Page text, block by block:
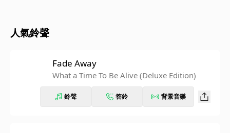
人氣鈴聲
Fade Away
What a Time To Be Alive (Deluxe Edition)
鈴聲 答鈴 背景音樂